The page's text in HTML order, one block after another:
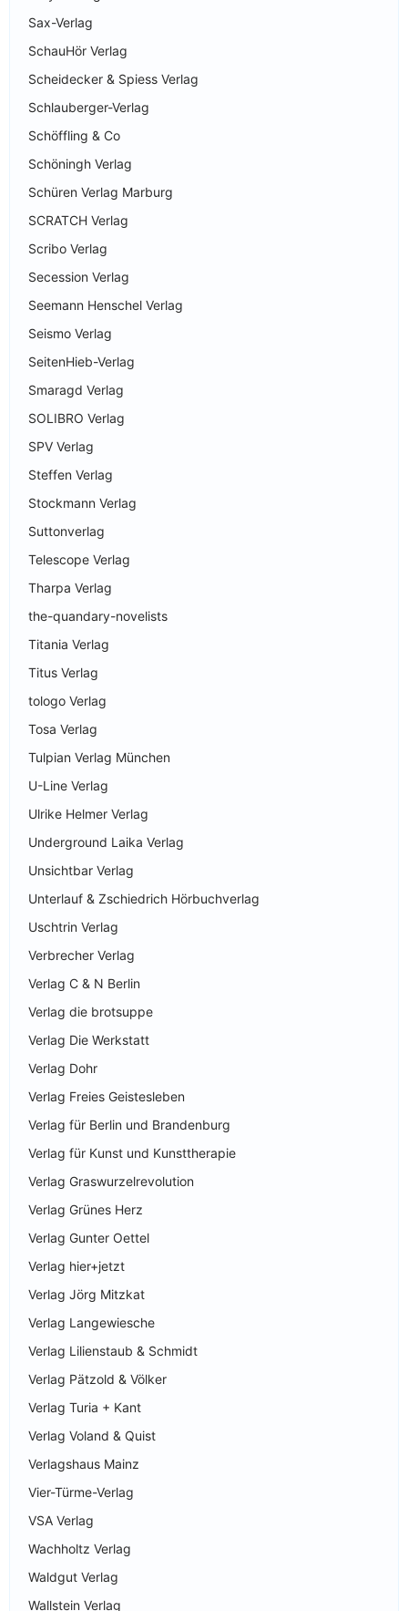
Sax-Verlag
SchauHör Verlag
Scheidecker & Spiess Verlag
Schlauberger-Verlag
Schöffling & Co
Schöningh Verlag
Schüren Verlag Marburg
SCRATCH Verlag
Scribo Verlag
Secession Verlag
Seemann Henschel Verlag
Seismo Verlag
SeitenHieb-Verlag
Smaragd Verlag
SOLIBRO Verlag
SPV Verlag
Steffen Verlag
Stockmann Verlag
Suttonverlag
Telescope Verlag
Tharpa Verlag
the-quandary-novelists
Titania Verlag
Titus Verlag
tologo Verlag
Tosa Verlag
Tulpian Verlag München
U-Line Verlag
Ulrike Helmer Verlag
Underground Laika Verlag
Unsichtbar Verlag
Unterlauf & Zschiedrich Hörbuchverlag
Uschtrin Verlag
Verbrecher Verlag
Verlag C & N Berlin
Verlag die brotsuppe
Verlag Die Werkstatt
Verlag Dohr
Verlag Freies Geistesleben
Verlag für Berlin und Brandenburg
Verlag für Kunst und Kunsttherapie
Verlag Graswurzelrevolution
Verlag Grünes Herz
Verlag Gunter Oettel
Verlag hier+jetzt
Verlag Jörg Mitzkat
Verlag Langewiesche
Verlag Lilienstaub & Schmidt
Verlag Pätzold & Völker
Verlag Turia + Kant
Verlag Voland & Quist
Verlagshaus Mainz
Vier-Türme-Verlag
VSA Verlag
Wachholtz Verlag
Waldgut Verlag
Wallstein Verlag